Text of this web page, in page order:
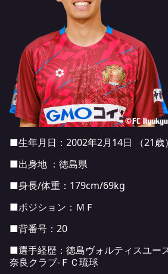
■生年月日：2002年2月14日 （21歳）
■出身地 ：徳島県
■身長/体重：179cm/69kg
■ポジション：ＭＦ
■背番号：20
■選手経歴：徳島ヴォルティスユー
奈良クラブ-ＦＣ琉球